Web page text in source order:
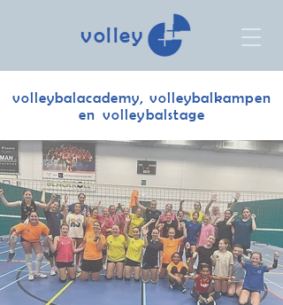
volley
volleybalacademy, volleybalkampen
en volleybalstage